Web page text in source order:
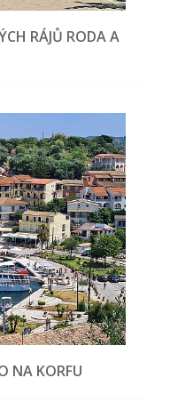
RÁJŮ RODA A
NA KORFU